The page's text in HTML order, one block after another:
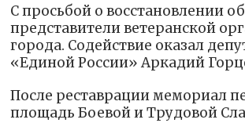
С просьбой о восстановлении
представители ветеранской
города. Содействие оказал
«Единой России» Аркадий
После реставрации мемориал
площадь Боевой и Трудовой